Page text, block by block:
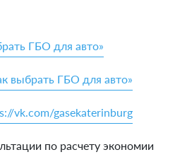
ГБО для авто»
выбрать ГБО для авто»
vk.com/gasekaterinburg
по расчету экономии